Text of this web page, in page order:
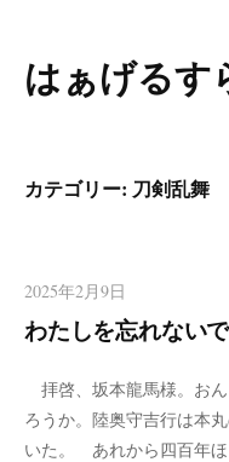
コ
ン
ツ
キ
ッ
はぁげるす
カテゴリー: 刀剣乱舞
2025年2月9日
わたしを忘れないで
拝啓、坂本龍馬様。お
ろうか。陸奥守吉行は本
いた。 あれから四百年